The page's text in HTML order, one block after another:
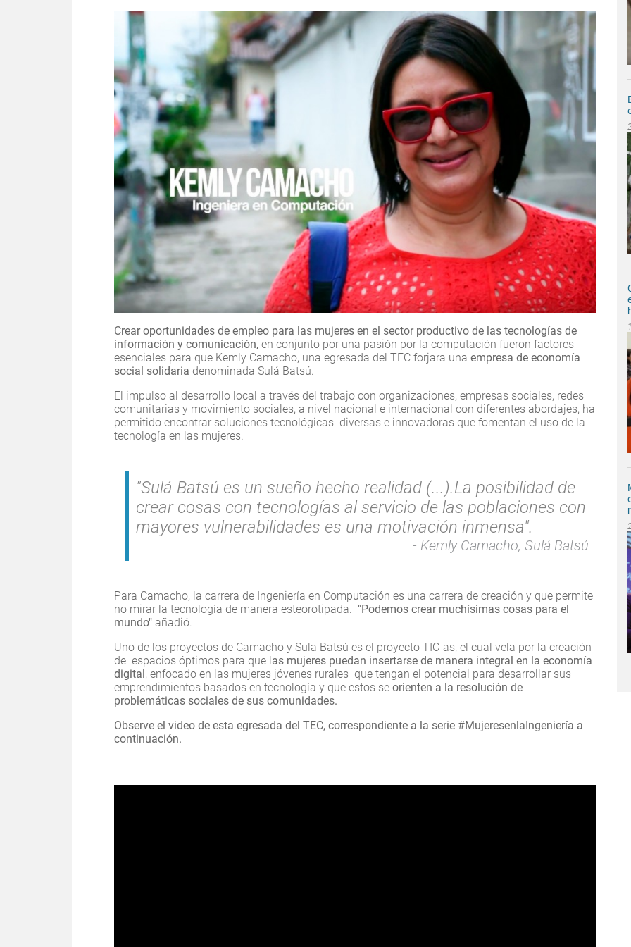
Crear oportunidades de empleo para las mujeres en el sector productivo de las tecnologías de
información y comunicación, en conjunto por una pasión por la computación fueron factores
esenciales para que Kemly Camacho, una egresada del TEC forjara una empresa de economía
social solidaria denominada Sulá Batsú.
El impulso al desarrollo local a través del trabajo con organizaciones, empresas sociales, redes
comunitarias y movimiento sociales, a nivel nacional e internacional con diferentes abordajes, ha
permitido encontrar soluciones tecnológicas diversas e innovadoras que fomentan el uso de la
tecnología en las mujeres.
"Sulá Batsú es un sueño hecho realidad (...).La posibilidad de
crear cosas con tecnologías al servicio de las poblaciones con
mayores vulnerabilidades es una motivación inmensa".
Kemly Camacho, Sulá Batsú
Para Camacho, la carrera de Ingeniería en Computación es una carrera de creación y que permite
no mirar la tecnología de manera esteorotipada. "Podemos crear muchísimas cosas para el
mundo" añadió.
Uno de los proyectos de Camacho y Sula Batsú es el proyecto TIC-as, el cual vela por la creación
de espacios óptimos para que l as mujeres puedan insertarse de manera integral en la economía
digital , enfocado en las mujeres jóvenes rurales que tengan el potencial para desarrollar sus
emprendimientos basados en tecnología y que estos se orienten a la resolución de
problemáticas sociales de sus comunidades.
Observe el video de esta egresada del TEC, correspondiente a la serie #MujeresenlaIngeniería a
continuación.